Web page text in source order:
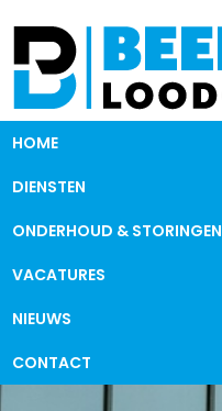
HOME
DIENSTEN
ONDERHOUD & STORINGEN
VACATURES
NIEUWS
CONTACT